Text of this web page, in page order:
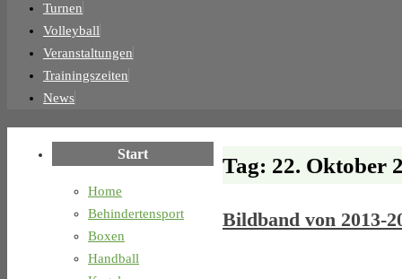
Turnen
Volleyball
Veranstaltungen
Trainingszeiten
News
Tag: 22. Oktober
Bildband von 2013-
Start
Home
Behindertensport
Boxen
Handball